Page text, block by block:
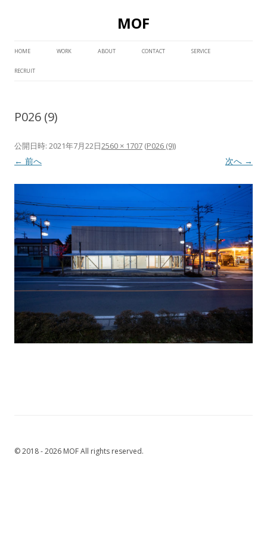
MOF
ン
ン
ッ
プ
HOME WORK ABOUT CONTACT SERVICE
RECRUIT
P026 (9)
公開日時: 2021年7月22日2560 × 1707 (P026 (9))
← 前へ 次へ →
© 2018 - 2026 MOF All rights reserved.